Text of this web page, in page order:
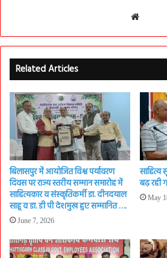
Related Articles
बिलासपुर में आयोजित विश्व पर्यावरण
दिवस पर राज्य स्तरीय सम्मान समारोह में
साहित्यकार व संस्कृतिकर्मी डा. दीनदयाल
साहू व डा. डी पी देशमुख हुए सम्मानित ….
June 7, 2026
बढ़ रही
May